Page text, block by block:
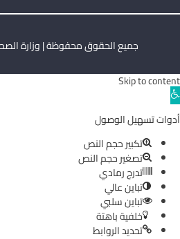
جميع الحقوق محفوظة | وزارة الصحة
Skip to content
Open
toolbar
أدوات تسهيل الوصول
تكبير حجم النص
تصغير حجم النص
تدرج رمادي
تباين عالي
تباين سلبي
خلفية باهتة
تحديد الروابط